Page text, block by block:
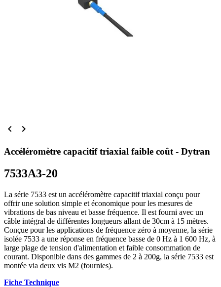
 
Accéléromètre capacitif triaxial faible coût - Dytran
7533A3-20
La série 7533 est un accéléromètre capacitif triaxial conçu pour
offrir une solution simple et économique pour les mesures de
vibrations de bas niveau et basse fréquence. Il est fourni avec un
câble intégral de différentes longueurs allant de 30cm à 15 mètres.
Conçue pour les applications de fréquence zéro à moyenne, la série
isolée 7533 a une réponse en fréquence basse de 0 Hz à 1 600 Hz, à
large plage de tension d'alimentation et faible consommation de
courant. Disponible dans des gammes de 2 à 200g, la série 7533 est
montée via deux vis M2 (fournies).
Fiche Technique